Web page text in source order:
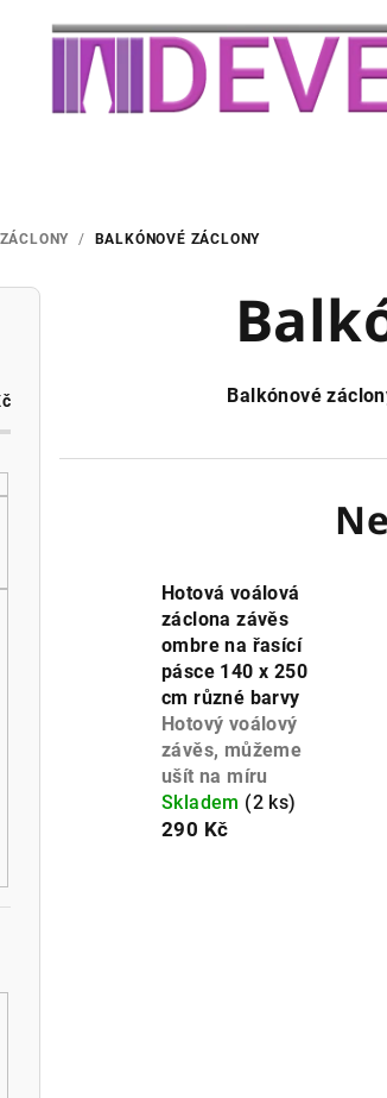
/ BALKÓNOVÉ ZÁCLONY
Balkónové
Hotová voálová
záclona závěs
ombre na řasící
pásce 140 x 250
cm různé barvy
Hotový voálový
závěs, můžeme
ušít na míru
Skladem (2 ks)
290 Kč